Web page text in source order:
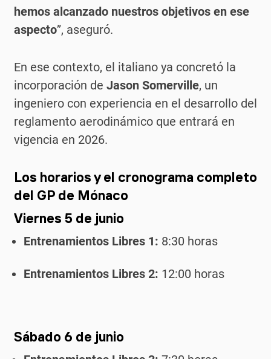
hemos alcanzado nuestros objetivos en ese
aspecto”, aseguró.
En ese contexto, el italiano ya concretó la
incorporación de Jason Somerville, un
ingeniero con experiencia en el desarrollo del
reglamento aerodinámico que entrará en
vigencia en 2026.
Los horarios y el cronograma completo
del GP de Mónaco
Viernes 5 de junio
Entrenamientos Libres 1: 8:30 horas
Entrenamientos Libres 2: 12:00 horas
Sábado 6 de junio